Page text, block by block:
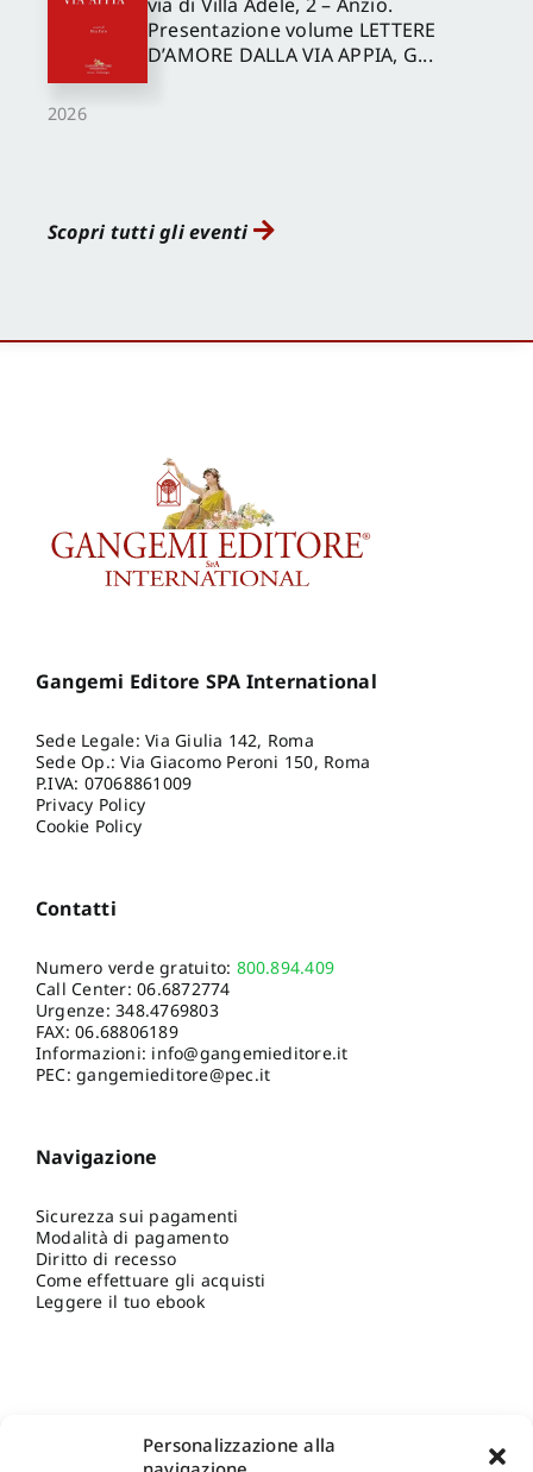
Personalizzazione alla
2026
via di Villa Adele, 2 – Anzio.
Presentazione volume LETTERE
D’AMORE DALLA VIA APPIA, G...
Scopri tutti gli eventi
Gangemi Editore SPA International
Sede Legale: Via Giulia 142, Roma
Sede Op.: Via Giacomo Peroni 150, Roma
P.IVA: 07068861009
Privacy Policy
Cookie Policy
Contatti
Numero verde gratuito: 800.894.409
Call Center:06.6872774
Urgenze:348.4769803
FAX: 06.68806189
Informazioni: info@gangemieditore.it
PEC: gangemieditore@pec.it
Navigazione
Sicurezza sui pagamenti
Modalità di pagamento
Diritto di recesso
Come effettuare gli acquisti
Leggere il tuo ebook